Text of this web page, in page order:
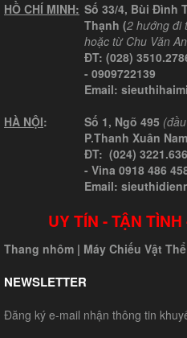
HỒ CHÍ MINH: Số 33/4, Bùi Đình
Thạnh (2 hướng đi
hoặc từ Chu Văn
ĐT: (028)
- 0909722139
Email:
HÀ NỘI: Số 1, Ngõ 495
P.Thanh Xuân
ĐT: (024)
- Vina 0918 486
Email:
UY TÍN - TẬN
Thang nhôm | Máy Chiếu Vật Thể
NEWSLETTER
Đăng ký e-mail nhận thông tin